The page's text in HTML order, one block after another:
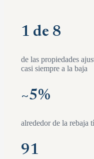
1 de 8
de las propiedades
casi siempre a la baja
~5%
alrededor de la rebaja
91